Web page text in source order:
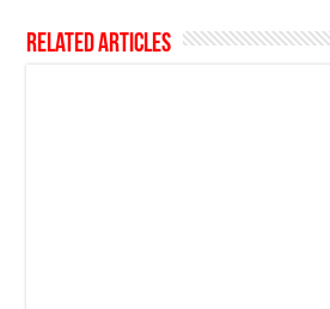
Related Articles